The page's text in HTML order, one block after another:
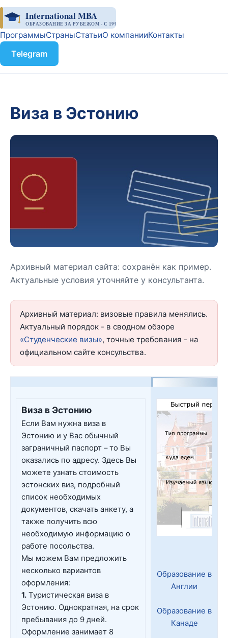
International MBA
ОБРАЗОВАНИЕ ЗА РУБЕЖОМ · С 1998
ПрограммыСтраныСтатьиО компанииКонтакты
Telegram
Виза в Эстонию
Архивный материал сайта: сохранён как пример.
Актуальные условия уточняйте у консультанта.
Архивный материал: визовые правила менялись.
Актуальный порядок - в сводном обзоре
«Студенческие визы», точные требования - на
официальном сайте консульства.
Виза в Эстонию
Если Вам нужна виза в
Эстонию и у Вас обычный
заграничный паспорт – то Вы
оказались по адресу. Здесь Вы
можете узнать стоимость
эстонских виз, подробный
список необходимых
документов, скачать анкету, а
также получить всю
необходимую информацию о
работе посольства.
Мы можем Вам предложить
несколько вариантов
оформления:
1. Туристическая виза в
Эстонию. Однократная, на срок
пребывания до 9 дней.
Оформление занимает 8
Образование в
Англии
Образование в
Канаде